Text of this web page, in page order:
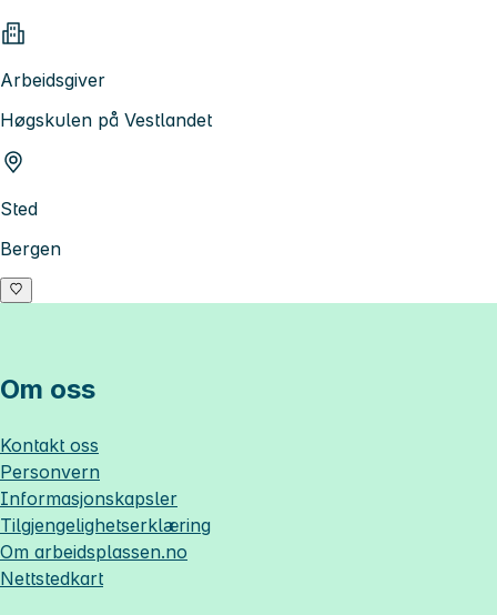
Arbeidsgiver
Høgskulen på Vestlandet
Sted
Bergen
Om oss
Kontakt oss
Personvern
Informasjonskapsler
Tilgjengelighetserklæring
Om arbeidsplassen.no
Nettstedkart